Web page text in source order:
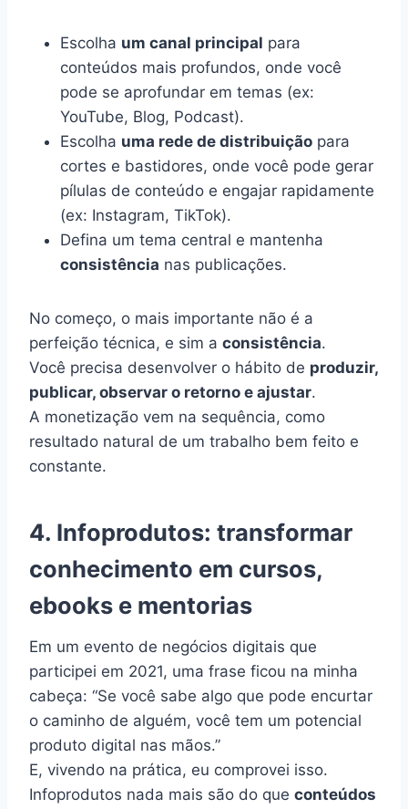
Escolha um canal principal para
conteúdos mais profundos, onde você
pode se aprofundar em temas (ex:
YouTube, Blog, Podcast).
Escolha uma rede de distribuição para
cortes e bastidores, onde você pode gerar
pílulas de conteúdo e engajar rapidamente
(ex: Instagram, TikTok).
Defina um tema central e mantenha
consistência nas publicações.
No começo, o mais importante não é a
perfeição técnica, e sim a consistência.
Você precisa desenvolver o hábito de produzir,
publicar, observar o retorno e ajustar.
A monetização vem na sequência, como
resultado natural de um trabalho bem feito e
constante.
4. Infoprodutos: transformar
conhecimento em cursos,
ebooks e mentorias
Em um evento de negócios digitais que
participei em 2021, uma frase ficou na minha
cabeça: “Se você sabe algo que pode encurtar
o caminho de alguém, você tem um potencial
produto digital nas mãos.”
E, vivendo na prática, eu comprovei isso.
Infoprodutos nada mais são do que conteúdos